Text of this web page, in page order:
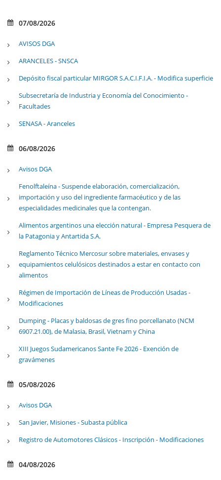
07/08/2026
AVISOS DGA
ARANCELES - SNSCA
Depósito fiscal particular MIRGOR S.A.C.I.F.I.A. - Modifica superficie
Subsecretaría de Industria y Economía del Conocimiento -
Facultades
SENASA - Aranceles
06/08/2026
Avisos DGA
Fenolftaleína - Suspende elaboración, comercialización,
importación y uso del ingrediente farmacéutico y de las
especialidades medicinales que la contengan.
Alimentos argentinos una elección natural - Empresa Pesquera de
la Patagonia y Antartida S.A.
Reglamento Técnico Mercosur sobre materiales, envases y
equipamientos celulósicos destinados a estar en contacto con
alimentos
Régimen de Importación de Líneas de Producción Usadas -
Modificaciones
Dumping - Placas y baldosas de gres fino porcellanato (NCM
6907.21.00), de Malasia, Brasil, Vietnam y China
XIII Juegos Sudamericanos Sante Fe 2026 - Exención de
gravámenes
05/08/2026
Avisos DGA
San Javier, Misiones - Subasta pública
Registro de Automotores Clásicos - Inscripción - Modificaciones
04/08/2026